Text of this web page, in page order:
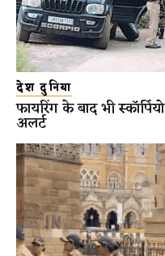
देश दुनिया
फायरिंग के बाद भी
अलर्ट